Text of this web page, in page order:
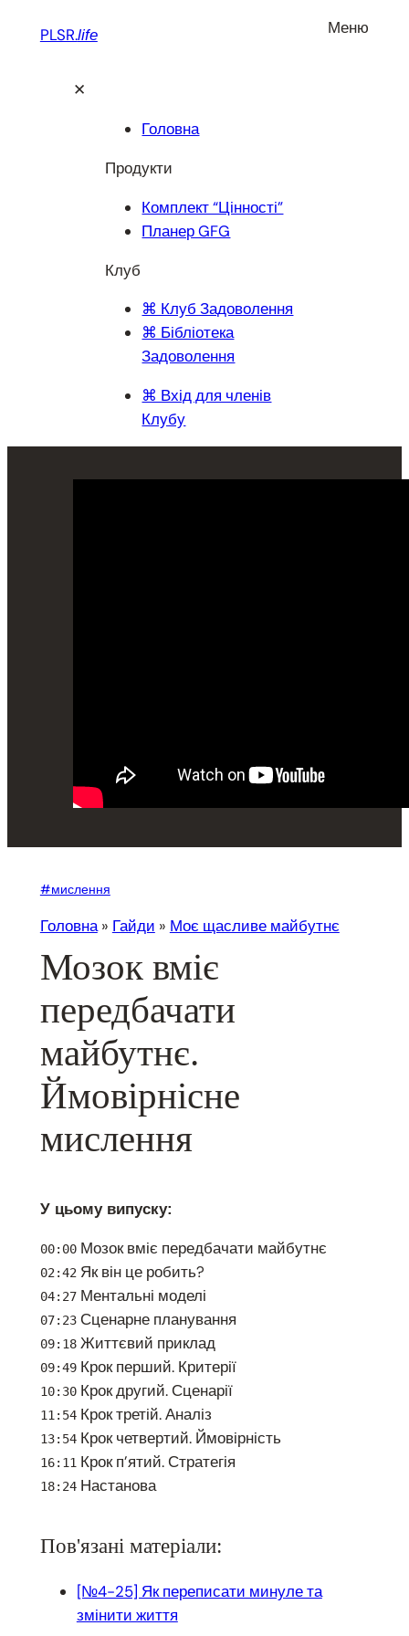
PLSR.life Меню
✕
Головна
Продукти
Комплект “Цінності”
Планер GFG
Клуб
⌘ Клуб Задоволення
⌘ Бібліотека
Задоволення
⌘ Вхід для членів
Клубу
#мислення
Головна» Гайди » Моє щасливе майбутнє
Мозок вміє
передбачати
майбутнє.
Ймовірнісне
мислення
У цьому випуску:
00:00Мозок вміє передбачати майбутнє
02:42Як він це робить?
04:27Ментальні моделі
07:23Сценарне планування
09:18Життєвий приклад
09:49Крок перший. Критерії
10:30Крок другий. Сценарії
11:54Крок третій. Аналіз
13:54Крок четвертий. Ймовірність
16:11Крок п’ятий. Стратегія
18:24Настанова
Пов'язані матеріали:
[№4-25] Як переписати минуле та
змінити життя